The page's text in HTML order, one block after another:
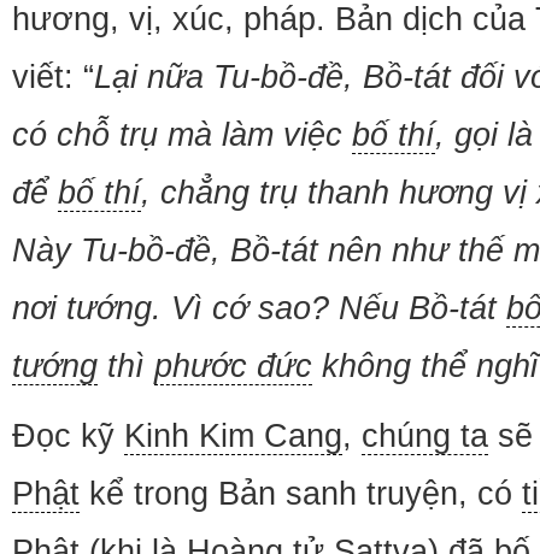
hương, vị, xúc, pháp. Bản dịch của
viết: “Lại nữa Tu-bồ-đề, Bồ-tát đối
có chỗ trụ mà làm việc bố thí, gọi
để bố thí, chẳng trụ thanh hương
Này Tu-bồ-đề, Bồ-tát nên như thế
nơi tướng. Vì cớ sao? Nếu Bồ-tát
tướng thì phước đức không thể
Đọc kỹ Kinh Kim Cang, chúng ta
Phật kể trong Bản sanh truyện, có